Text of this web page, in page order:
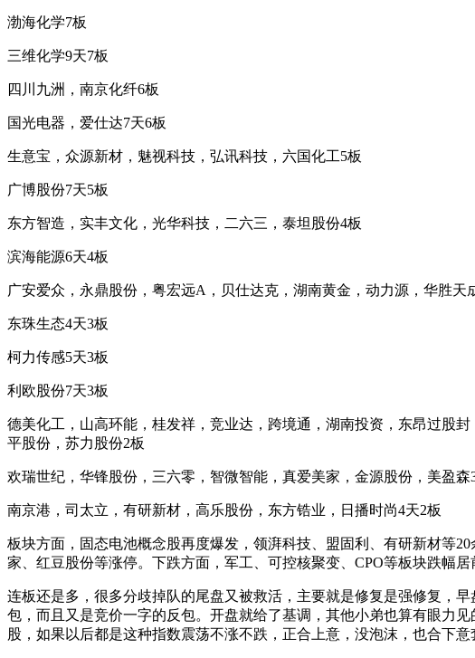
渤海化学7板
三维化学9天7板
四川九洲，南京化纤6板
国光电器，爱仕达7天6板
生意宝，众源新材，魅视科技，弘讯科技，六国化工5板
广博股份7天5板
东方智造，实丰文化，光华科技，二六三，泰坦股份4板
滨海能源6天4板
广安爱众，永鼎股份，粤宏远A，贝仕达克，湖南黄金，动力源，华胜天
东珠生态4天3板
柯力传感5天3板
利欧股份7天3板
德美化工，山高环能，桂发祥，竞业达，跨境通，湖南投资，东昂过股
平股份，苏力股份2板
欢瑞世纪，华锋股份，三六零，智微智能，真爱美家，金源股份，美盈森
南京港，司太立，有研新材，高乐股份，东方锆业，日播时尚4天2板
板块方面，固态电池概念股再度爆发，领湃科技、盟固利、有研新材等
家、红豆股份等涨停。下跌方面，军工、可控核聚变、CPO等板块跌幅居
连板还是多，很多分歧掉队的尾盘又被救活，主要就是修复是强修复，
包，而且又是竞价一字的反包。开盘就给了基调，其他小弟也算有眼力
股，如果以后都是这种指数震荡不涨不跌，正合上意，没泡沫，也合下